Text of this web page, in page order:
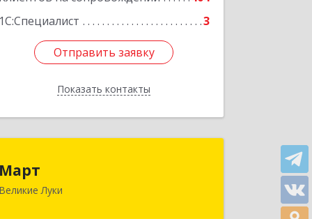
1С:Специалист
3
Отправить заявку
Показать контакты
Отправить заявку
Назад
Март
Великие Луки
182113, Псковская обл, Великие Луки